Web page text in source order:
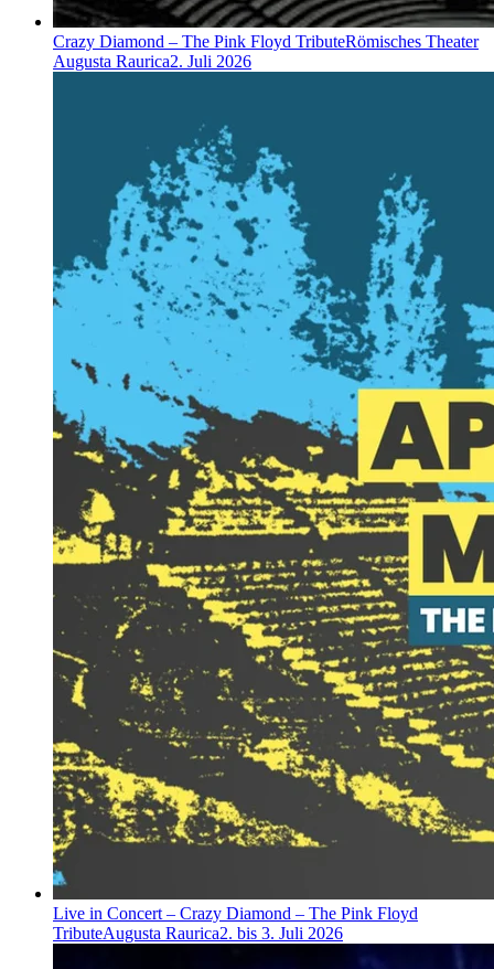
Crazy Diamond – The Pink Floyd TributeRömisches Theater
Augusta Raurica2. Juli 2026
Live in Concert – Crazy Diamond – The Pink Floyd
TributeAugusta Raurica2. bis 3. Juli 2026